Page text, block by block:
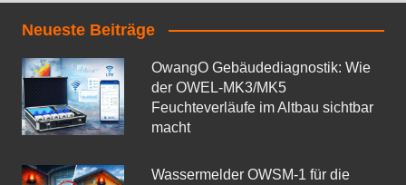
Neueste Beiträge
OwangO Gebäudediagnostik: Wie
der OWEL‑MK3/MK5
Feuchteverläufe im Altbau sichtbar
macht
Wassermelder OWSM‑1 für die